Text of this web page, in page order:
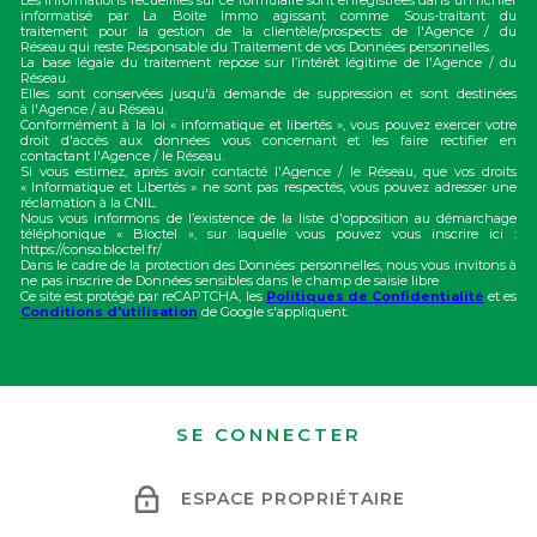
informatisé par La Boite Immo agissant comme Sous-traitant du
traitement pour la gestion de la clientèle/prospects de l'Agence / du
Réseau qui reste Responsable du Traitement de vos Données personnelles.
La base légale du traitement repose sur l’intérêt légitime de l'Agence / du
Réseau.
Elles sont conservées jusqu'à demande de suppression et sont destinées
à l'Agence / au Réseau.
Conformément à la loi « informatique et libertés », vous pouvez exercer votre
droit d'accès aux données vous concernant et les faire rectifier en
contactant l'Agence / le Réseau.
Si vous estimez, après avoir contacté l'Agence / le Réseau, que vos droits
« Informatique et Libertés » ne sont pas respectés, vous pouvez adresser une
réclamation à la CNIL.
Nous vous informons de l’existence de la liste d'opposition au démarchage
téléphonique « Bloctel », sur laquelle vous pouvez vous inscrire ici :
https://conso.bloctel.fr/
Dans le cadre de la protection des Données personnelles, nous vous invitons à
ne pas inscrire de Données sensibles dans le champ de saisie libre
Ce site est protégé par reCAPTCHA, les Politiques de Confidentialité et es
Conditions d'utilisation de Google s'appliquent.
SE CONNECTER
ESPACE PROPRIÉTAIRE